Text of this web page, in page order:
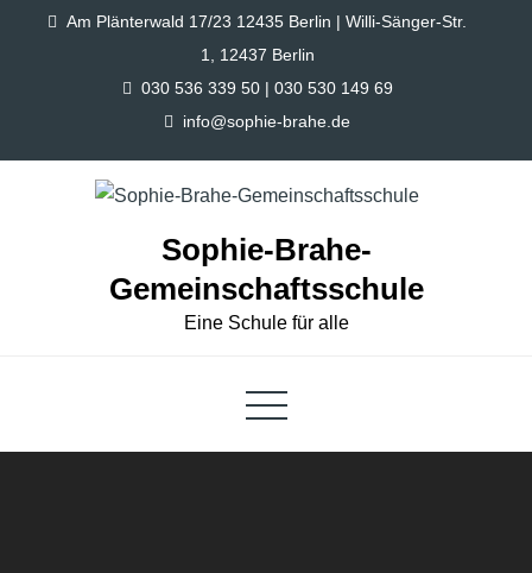
Am Plänterwald 17/23 12435 Berlin | Willi-Sänger-Str.
1, 12437 Berlin
030 536 339 50 | 030 530 149 69
info@sophie-brahe.de
Sophie-Brahe-
Gemeinschaftsschule
Eine Schule für alle